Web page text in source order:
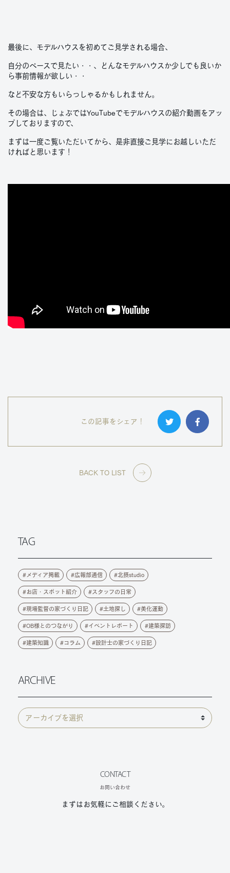
最後に、モデルハウスを初めてご見学される場合、
自分のペースで見たい・・、どんなモデルハウスか少しでも良いか
ら事前情報が欲しい・・
など不安な方もいらっしゃるかもしれません。
その場合は、じょぶではYouTubeでモデルハウスの紹介動画をアッ
プしておりますので、
まずは一度ご覧いただいてから、是非直接ご見学にお越しいただ
ければと思います！
この記事をシェア！
BACK TO LIST
TAG
メディア掲載 広報部通信 北摂studio
お店・スポット紹介 スタッフの日常
現場監督の家づくり日記 土地探し 美化運動
OB様とのつながり イベントレポート 建築探訪
建築知識 コラム 設計士の家づくり日記
ARCHIVE
CONTACT
お問い合わせ
まずはお気軽にご相談ください。